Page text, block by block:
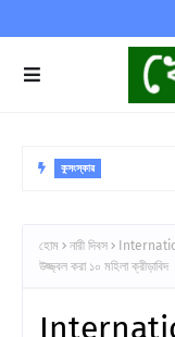
কুসংস্কার
হোম নারী দিবস
উজ্জ্বল করা ১০ মহিলা ক্রীড়াবিদ